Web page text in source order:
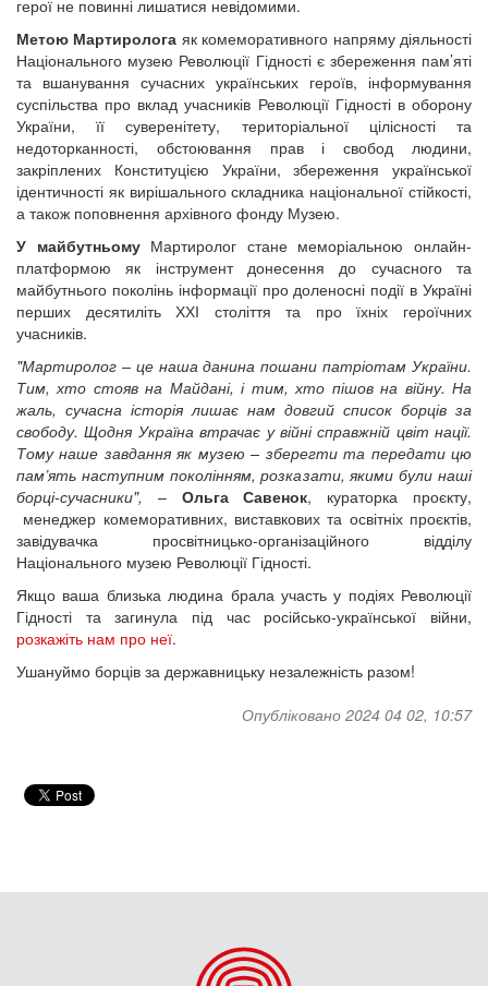
герої не повинні лишатися невідомими.
Метою Мартиролога як комеморативного напряму діяльності
Національного музею Революції Гідності є збереження пам’яті
та вшанування сучасних українських героїв, інформування
суспільства про вклад учасників Революції Гідності в оборону
України, її суверенітету, територіальної цілісності та
недоторканності, обстоювання прав і свобод людини,
закріплених Конституцією України, збереження української
ідентичності як вирішального складника національної стійкості,
а також поповнення архівного фонду Музею.
У майбутньомуМартиролог стане меморіальною онлайн-
платформою як інструмент донесення до сучасного та
майбутнього поколінь інформації про доленосні події в Україні
перших десятиліть ХХІ століття та про їхніх героїчних
учасників.
"Мартиролог – це наша данина пошани патріотам України.
Тим, хто стояв на Майдані, і тим, хто пішов на війну. На
жаль, сучасна історія лишає нам довгий список борців за
свободу. Щодня Україна втрачає у війні справжній цвіт нації.
Тому наше завдання як музею – зберегти та передати цю
пам’ять наступним поколінням, розказати, якими були наші
борці-сучасники", – Ольга Савенок, кураторка проєкту,
менеджер комеморативних, виставкових та освітніх проєктів,
завідувачка просвітницько-організаційного відділу
Національного музею Революції Гідності.
Якщо ваша близька людина брала участь у подіях Революції
Гідності та загинула під час російсько-української війни,
розкажіть нам про неї.
Ушануймо борців за державницьку незалежність разом!
Опубліковано 2024 04 02, 10:57